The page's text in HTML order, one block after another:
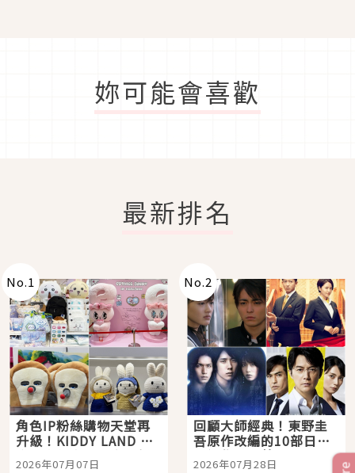
妳可能會喜歡
最新排名
No.1
角色IP粉絲購物天堂再
升級！KIDDY LAND 原
宿店吉伊卡哇迎客，新
2026年07月07日
No.2
回顧大師經典！東野圭
吾原作改編的10部日本
影視作品推薦
2026年07月28日